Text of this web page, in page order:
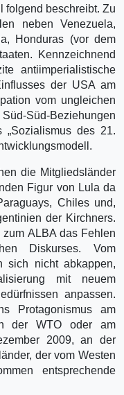
folgend beschreibt. Zu
neben Venezuela,
Honduras (vor dem
Kennzeichnend
antiimperialistische
der USA am
vom ungleichen
Süd-Beziehungen
des 21.
die Mitgliedsländer
Figur von Lula da
Chiles und,
der Kirchners.
ALBA das Fehlen
Diskurses. Vom
sich nicht abkappen,
mit neuem
anpassen.
Protagonismus am
der WTO oder am
2009, an der
der vom Westen
entsprechende